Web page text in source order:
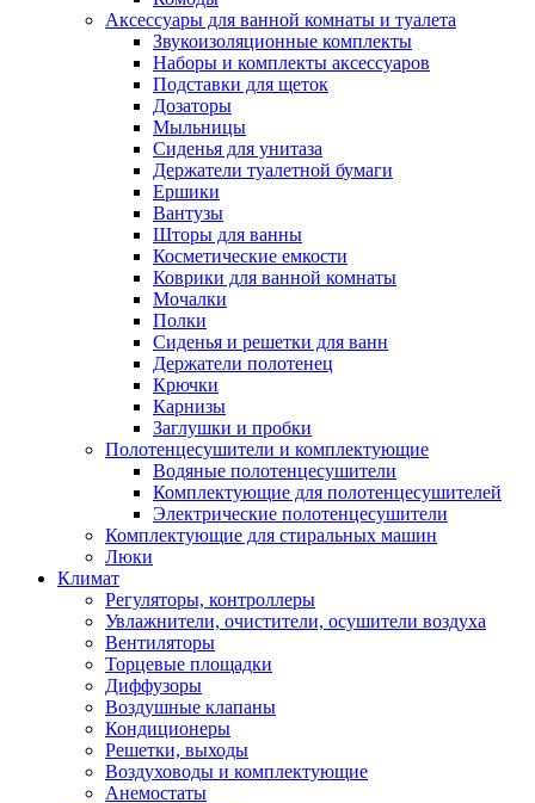
Аксессуары для ванной комнаты и туалета
Звукоизоляционные комплекты
Наборы и комплекты аксессуаров
Подставки для щеток
Дозаторы
Мыльницы
Сиденья для унитаза
Держатели туалетной бумаги
Ершики
Вантузы
Шторы для ванны
Косметические емкости
Коврики для ванной комнаты
Мочалки
Полки
Сиденья и решетки для ванн
Держатели полотенец
Крючки
Карнизы
Заглушки и пробки
Полотенцесушители и комплектующие
Водяные полотенцесушители
Комплектующие для полотенцесушителей
Электрические полотенцесушители
Комплектующие для стиральных машин
Люки
Климат
Регуляторы, контроллеры
Увлажнители, очистители, осушители воздуха
Вентиляторы
Торцевые площадки
Диффузоры
Воздушные клапаны
Кондиционеры
Решетки, выходы
Воздуховоды и комплектующие
Анемостаты